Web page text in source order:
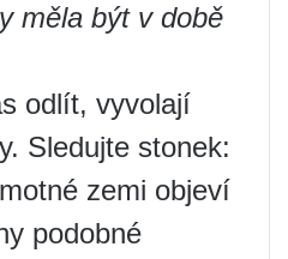
měla být v době
odlít, vyvolají
Sledujte stonek:
zemi objeví
podobné